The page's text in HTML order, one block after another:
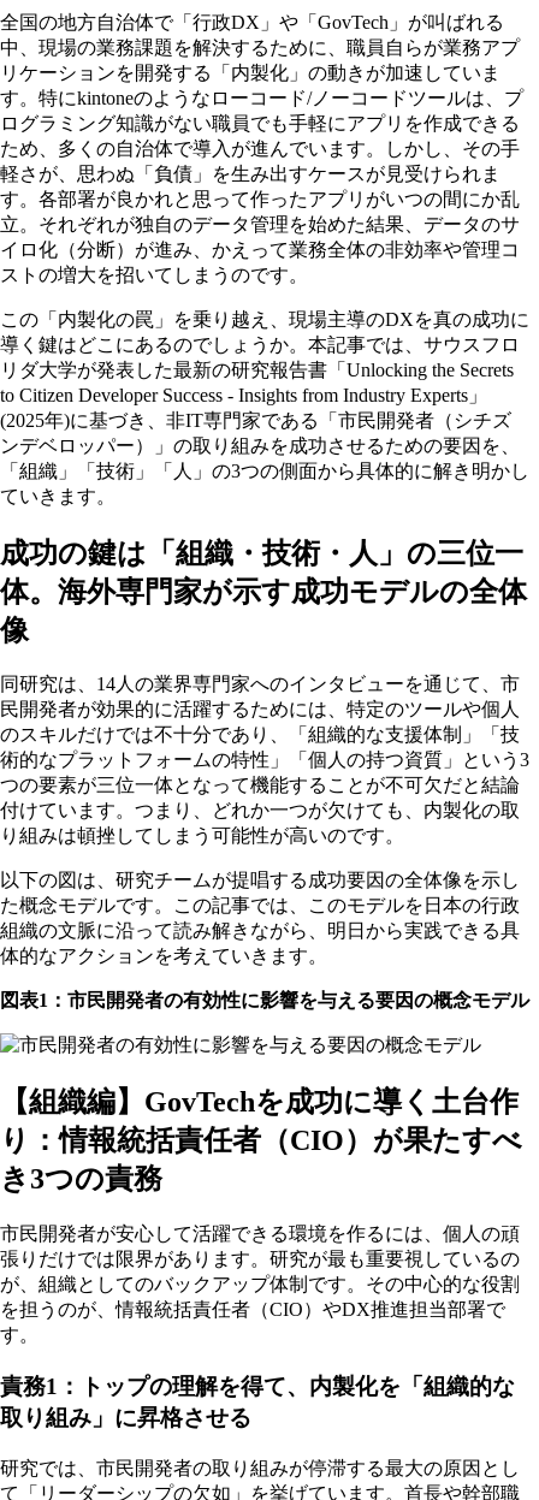
全国の地方自治体で「行政DX」や「GovTech」が叫ばれる
中、現場の業務課題を解決するために、職員自らが業務アプ
リケーションを開発する「内製化」の動きが加速していま
す。特にkintoneのようなローコード/ノーコードツールは、プ
ログラミング知識がない職員でも手軽にアプリを作成できる
ため、多くの自治体で導入が進んでいます。しかし、その手
軽さが、思わぬ「負債」を生み出すケースが見受けられま
す。各部署が良かれと思って作ったアプリがいつの間にか乱
立。それぞれが独自のデータ管理を始めた結果、データのサ
イロ化（分断）が進み、かえって業務全体の非効率や管理コ
ストの増大を招いてしまうのです。
この「内製化の罠」を乗り越え、現場主導のDXを真の成功に
導く鍵はどこにあるのでしょうか。本記事では、サウスフロ
リダ大学が発表した最新の研究報告書「Unlocking the Secrets
to Citizen Developer Success - Insights from Industry Experts」
(2025年)に基づき、非IT専門家である「市民開発者（シチズ
ンデベロッパー）」の取り組みを成功させるための要因を、
「組織」「技術」「人」の3つの側面から具体的に解き明かし
ていきます。
成功の鍵は「組織・技術・人」の三位一
体。海外専門家が示す成功モデルの全体
像
同研究は、14人の業界専門家へのインタビューを通じて、市
民開発者が効果的に活躍するためには、特定のツールや個人
のスキルだけでは不十分であり、「組織的な支援体制」「技
術的なプラットフォームの特性」「個人の持つ資質」という3
つの要素が三位一体となって機能することが不可欠だと結論
付けています。つまり、どれか一つが欠けても、内製化の取
り組みは頓挫してしまう可能性が高いのです。
以下の図は、研究チームが提唱する成功要因の全体像を示し
た概念モデルです。この記事では、このモデルを日本の行政
組織の文脈に沿って読み解きながら、明日から実践できる具
体的なアクションを考えていきます。
図表1：市民開発者の有効性に影響を与える要因の概念モデル
【組織編】GovTechを成功に導く土台作
り：情報統括責任者（CIO）が果たすべ
き3つの責務
市民開発者が安心して活躍できる環境を作るには、個人の頑
張りだけでは限界があります。研究が最も重要視しているの
が、組織としてのバックアップ体制です。その中心的な役割
を担うのが、情報統括責任者（CIO）やDX推進担当部署で
す。
責務1：トップの理解を得て、内製化を「組織的な
取り組み」に昇格させる
研究では、市民開発者の取り組みが停滞する最大の原因とし
て「リーダーシップの欠如」を挙げています。首長や幹部職